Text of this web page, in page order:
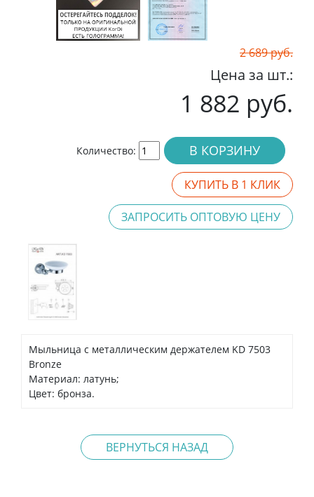
2 689 руб.
Цена за шт.:
1 882 руб.
Количество: В КОРЗИНУ
КУПИТЬ В 1 КЛИК
ЗАПРОСИТЬ ОПТОВУЮ ЦЕНУ
Мыльница с металлическим держателем KD 7503
Bronze
Материал: латунь;
Цвет: бронза.
ВЕРНУТЬСЯ НАЗАД